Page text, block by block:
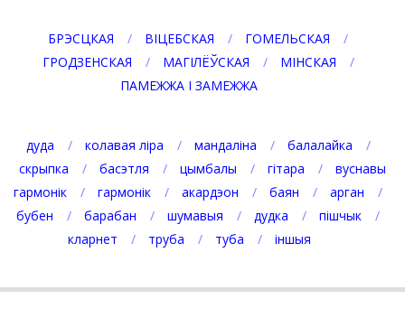
БРЭСЦКАЯ ВІЦЕБСКАЯ
ГОМЕЛЬСКАЯ
ГРОДЗЕНСКАЯ
МАГІЛЁЎСКАЯ
МІНСКАЯ
ПАМЕЖЖА І ЗАМЕЖЖА
дуда колавая ліра мандаліна
балалайка
скрыпка
басэтля цымбалы гітара
вуснавы
гармонік
гармонік акардэон баян
арган
бубен
барабан шумавыя дудка
пішчык
кларнет
труба туба іншыя